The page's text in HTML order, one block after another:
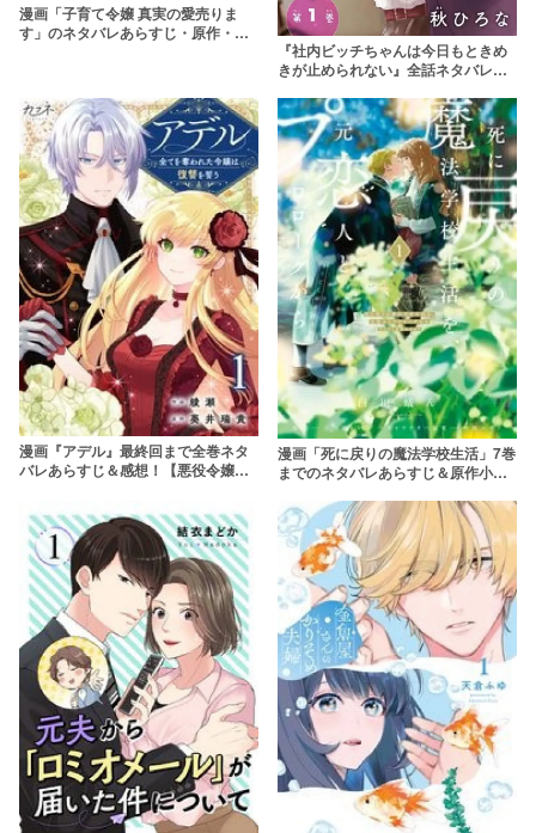
漫画「子育て令嬢 真実の愛売りま
す」のネタバレあらすじ・原作・無
『社内ビッチちゃんは今日もときめ
きが止められない』全話ネタバレあ
を使わずに安全に読もう
漫画『アデル』最終回まで全巻ネタ
バレあらすじ＆感想！【悪役令嬢の
漫画「死に戻りの魔法学校生活」7巻
までのネタバレあらすじ＆原作小説
読む方法は？